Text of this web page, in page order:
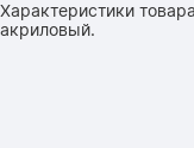
Характеристики
акриловый.